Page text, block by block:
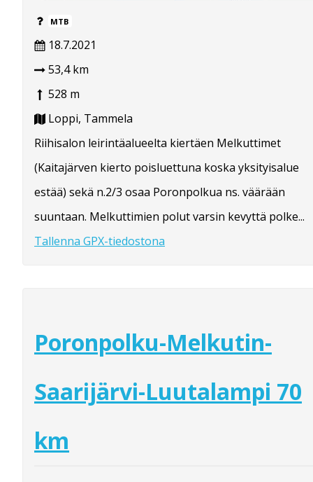
MTB
18.7.2021
53,4 km
528 m
Loppi, Tammela
Riihisalon leirintäalueelta kiertäen Melkuttimet
(Kaitajärven kierto poisluettuna koska yksityisalue
estää) sekä n.2/3 osaa Poronpolkua ns. väärään
suuntaan. Melkuttimien polut varsin kevyttä polke...
Tallenna GPX-tiedostona
Poronpolku-Melkutin-
Saarijärvi-Luutalampi 70
km